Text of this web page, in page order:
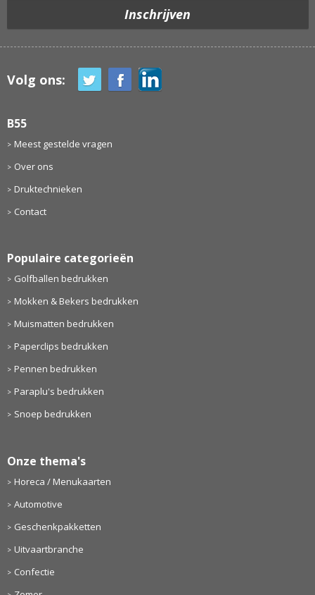
Volg ons:
B55
Meest gestelde vragen
Over ons
Druktechnieken
Contact
Populaire categorieën
Golfballen bedrukken
Mokken & Bekers bedrukken
Muismatten bedrukken
Paperclips bedrukken
Pennen bedrukken
Paraplu's bedrukken
Snoep bedrukken
Onze thema's
Horeca / Menukaarten
Automotive
Geschenkpakketten
Uitvaartbranche
Confectie